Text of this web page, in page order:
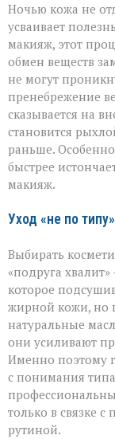
Ночью кожа не
усваивает
макияж, этот
обмен веществ
не могут
пренебрежение
сказывается на
становится
раньше.
быстрее
макияж.
Уход «не по
Выбирать
«подруга
которое
жирной кожи, но
натуральные
они усиливают
Именно поэтому
с понимания
только в связке
рутиной.